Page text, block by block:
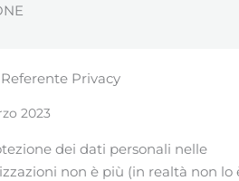
Privacy
dei dati personali nelle
non è più (in realtà non lo è